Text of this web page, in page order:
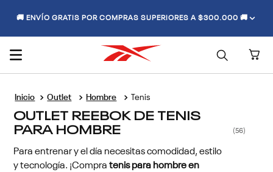
🚚 ENVÍO GRATIS POR COMPRAS SUPERIORES A $300.000 🚚
Outlet Hombre Tenis
OUTLET REEBOK DE TENIS
PARA HOMBRE 56
Para entrenar y el día necesitas comodidad, estilo
y tecnología. ¡Compratenis para hombre en